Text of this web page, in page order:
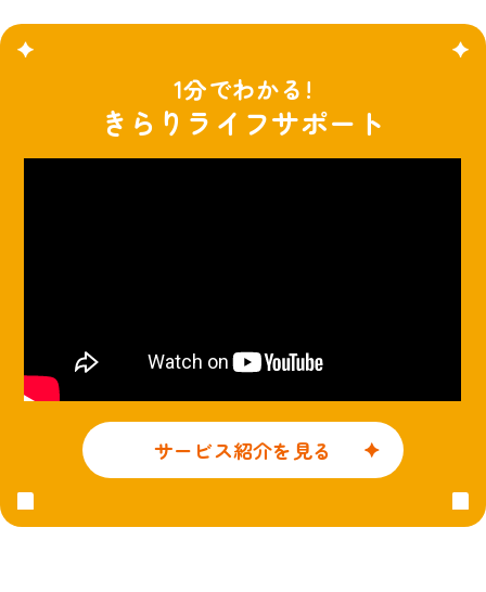
1分でわかる!
きらりライフサポート
サービス紹介を見る